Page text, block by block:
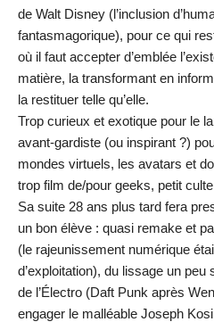
de Walt Disney (l’inclusion
fantasmagorique), pour ce qui
où il faut accepter d’emblée
matière, la transformant en
la restituer telle qu’elle.
Trop curieux et exotique pour le
avant-gardiste (ou inspirant ?)
mondes virtuels, les avatars et
trop film de/pour geeks, petit
Sa suite 28 ans plus tard fera
un bon élève : quasi remake et
(le rajeunissement numérique
d’exploitation), du lissage un
de l’Électro (Daft Punk après
engager le malléable Joseph